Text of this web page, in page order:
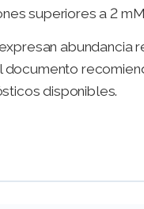
superiores a 2
disponibles.